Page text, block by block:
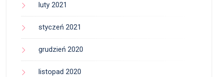
luty 2021
styczeń 2021
grudzień 2020
listopad 2020